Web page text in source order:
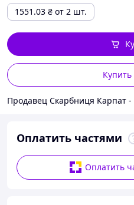
1551.03 ₴ от 2 шт.
Купить
Оплатить частями
Оплатить